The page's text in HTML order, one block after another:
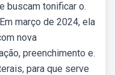
buscam tonificar o.
março de 2024, ela
nova
preenchimento e.
para que serve